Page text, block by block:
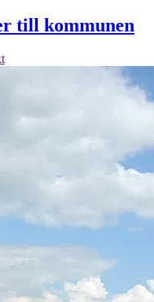
till kommunen